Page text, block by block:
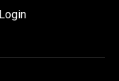
Login